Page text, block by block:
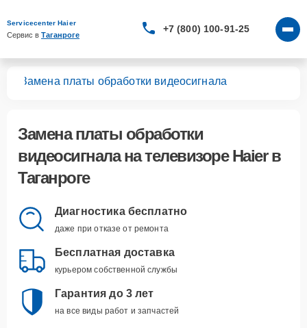
Servicecenter Haier
Сервис в Таганроге
+7 (800) 100-91-25
Замена платы обработки видеосигнала
Замена платы обработки
видеосигналана телевизоре Haier в
Таганроге
Диагностика бесплатно
даже при отказе от ремонта
Бесплатная доставка
курьером собственной службы
Гарантия до 3 лет
на все виды работ и запчастей